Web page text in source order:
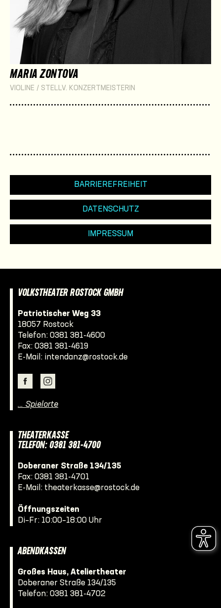
MARIA ZONTOVA
VIOLINE / STELLV. KONZERTMEISTERIN
BARRIEREFREIHEIT
DATENSCHUTZ
IMPRESSUM
VOLKSTHEATER ROSTOCK GMBH
Patriotischer Weg 33
18057 Rostock
Telefon: 0381 381-4600
Fax: 0381 381-4619
E-Mail: intendanz@rostock.de
… Spielorte
THEATERKASSE
TELEFON: 0381 381-4700
Doberaner Straße 134/135
Fax: 0381 381-4701
E-Mail: theaterkasse@rostock.de
Öffnungszeiten
Di–Fr: 10:00–18:00 Uhr
ABENDKASSEN
Großes Haus, Ateliertheater
Doberaner Straße 134/135
Telefon: 0381 381-4702